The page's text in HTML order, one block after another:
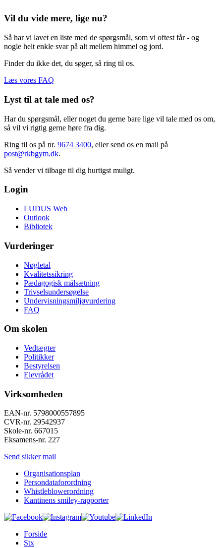
Vil du vide mere, lige nu?
Så har vi lavet en liste med de spørgsmål, som vi oftest får - og
nogle helt enkle svar på alt mellem himmel og jord.
Finder du ikke det, du søger, så ring til os.
Læs vores FAQ
Lyst til at tale med os?
Har du spørgsmål, eller noget du gerne bare lige vil tale med os om,
så vil vi rigtig gerne høre fra dig.
Ring til os på nr. 9674 3400, eller send os en mail på
post@rkbgym.dk.
Så vender vi tilbage til dig hurtigst muligt.
Login
LUDUS Web
Outlook
Bibliotek
Vurderinger
Nøgletal
Kvalitetssikring
Pædagogisk målsætning
Trivselsundersøgelse
Undervisningsmiljøvurdering
FAQ
Om skolen
Vedtægter
Politikker
Bestyrelsen
Elevrådet
Virksomheden
EAN-nr. 5798000557895
CVR-nr. 29542937
Skole-nr. 667015
Eksamens-nr. 227
Send sikker mail
Organisationsplan
Persondataforordning
Whistleblowerordning
Kantinens smiley-rapporter
Forside
Stx